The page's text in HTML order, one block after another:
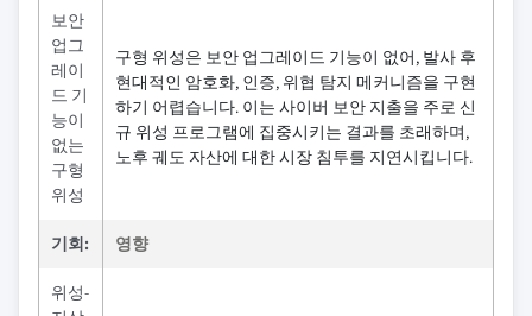
보안
업그
레이
드 기
능이
없는
구형
위성
구형 위성은 보안 업그레이드 기능이 없어, 발사 후
현대적인 암호화, 인증, 위협 탐지 메커니즘을 구현
하기 어렵습니다. 이는 사이버 보안 지출을 주로 신
규 위성 프로그램에 집중시키는 결과를 초래하며,
노후 궤도 자산에 대한 시장 침투를 지연시킵니다.
기회: 영향
위성-